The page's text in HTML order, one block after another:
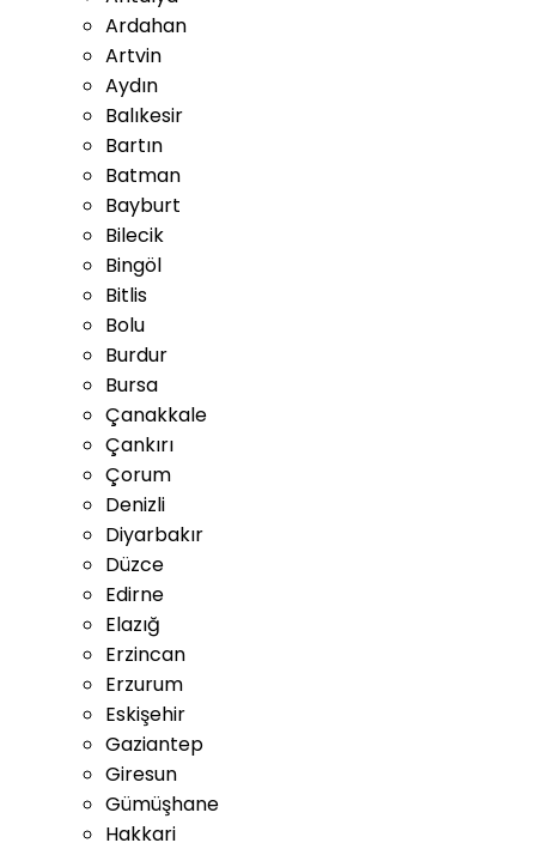
Ardahan
Artvin
Aydın
Balıkesir
Bartın
Batman
Bayburt
Bilecik
Bingöl
Bitlis
Bolu
Burdur
Bursa
Çanakkale
Çankırı
Çorum
Denizli
Diyarbakır
Düzce
Edirne
Elazığ
Erzincan
Erzurum
Eskişehir
Gaziantep
Giresun
Gümüşhane
Hakkari